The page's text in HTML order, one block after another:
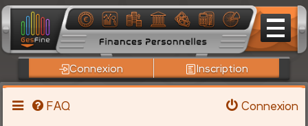
Connexion Inscription
FAQ
Connexion